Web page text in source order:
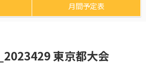
月間予定表
東京都大会